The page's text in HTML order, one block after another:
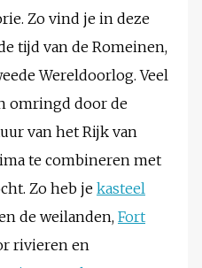
Zo vind je in deze
tijd van de Romeinen,
Wereldoorlog. Veel
omringd door de
van het Rijk van
te combineren met
Zo heb je kasteel
de weilanden, Fort
rivieren en